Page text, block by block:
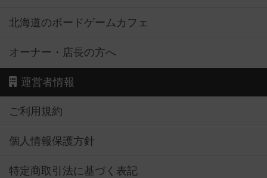
北海道のボードゲームカフェ
オーナー・店長の方へ
運営者情報
ご利用規約
個人情報保護方針
特定商取引法に基づく表記